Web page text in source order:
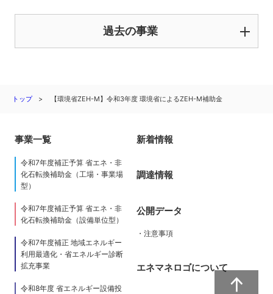
過去の事業
トップ 【環境省ZEH-M】令和3年度 環境省によるZEH-M補助金
事業一覧
令和7年度補正予算 省エネ・非
化石転換補助金（工場・事業場
型）
令和7年度補正予算 省エネ・非
化石転換補助金（設備単位型）
令和7年度補正 地域エネルギー
利用最適化・省エネルギー診断
拡充事業
令和8年度 省エネルギー設備投
新着情報
調達情報
公開データ
・注意事項
エネマネロゴについて